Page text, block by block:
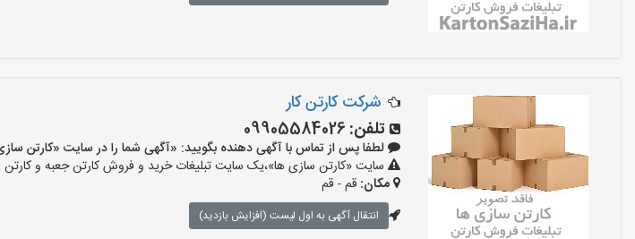
شرکت کارتن کار
تلفن: 09905584026
لطفا پس از تماس با آگهی دهنده بگویید: «آگهی شما را در سایت «کارتن سازی ها» دیده
سایت «کارتن سازی ها»،یک سایت تبلیغات خرید و فروش کارتن جعبه و
مکان: قم - قم
انتقال آگهی به اول لیست (افزایش بازدید)